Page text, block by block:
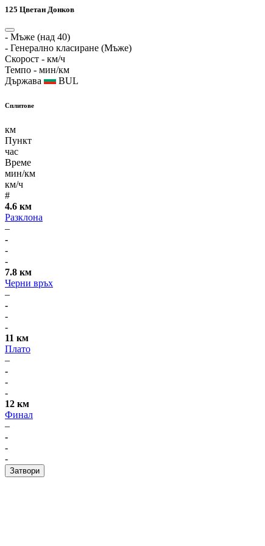
125 Цветан Донков
- Мъже (над 40)
- Генерално класиране (Мъже)
Скорост - км/ч
Темпо - мин/км
Държава
BUL
Сплитове
км
Пункт
час
Време
мин/км
км/ч
#
4.6 км
Разклона
–
-
-
-
7.8 км
Черни връх
–
-
-
-
11 км
Плато
–
-
-
-
12 км
Финал
–
-
-
-
Затвори